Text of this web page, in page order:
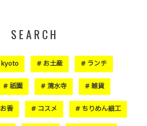
SEARCH
kyoto お土産 ランチ
祇園 清水寺 雑貨
お香 コスメ ちりめん細工